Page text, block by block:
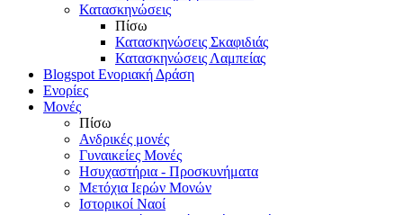
Κατασκηνώσεις
Πίσω
Κατασκηνώσεις Σκαφιδιάς
Κατασκηνώσεις Λαμπείας
Blogspot Ενοριακή Δράση
Ενορίες
Μονές
Πίσω
Ανδρικές μονές
Γυναικείες Μονές
Ησυχαστήρια - Προσκυνήματα
Μετόχια Ιερών Μονών
Ιστορικοί Ναοί